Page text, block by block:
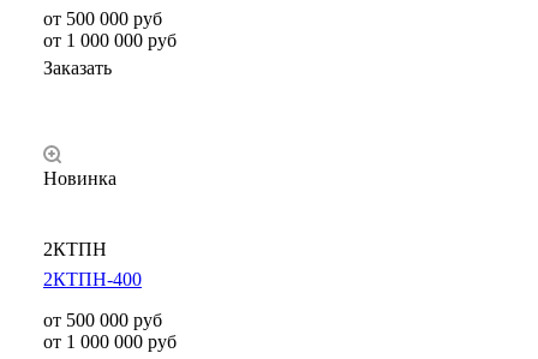
от 500 000 руб
от 1 000 000 руб
Заказать
Новинка
2КТПН
2КТПН-400
от 500 000 руб
от 1 000 000 руб